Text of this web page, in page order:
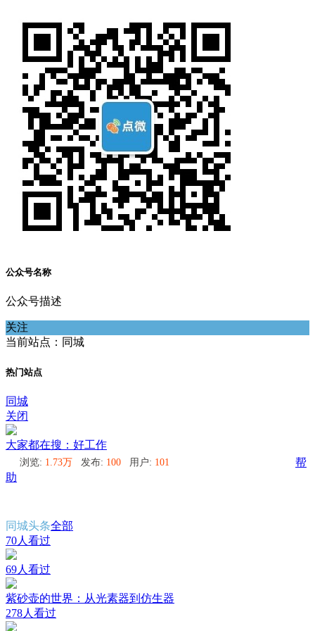
公众号名称
公众号描述
关注
当前站点：同城
热门站点
同城
关闭
大家都在搜：好工作
浏览: 1.73万 发布: 100 用户: 101
帮
助
同城头条全部
70人看过
69人看过
紫砂壶的世界：从光素器到仿生器
278人看过